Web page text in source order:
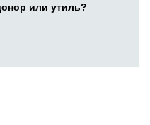
или утиль?